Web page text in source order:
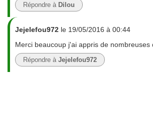
Répondre à Dilou
Jejelefou972 le 19/05/2016 à 00:44
Merci beaucoup j'ai appris de nombreuses
Répondre à Jejelefou972